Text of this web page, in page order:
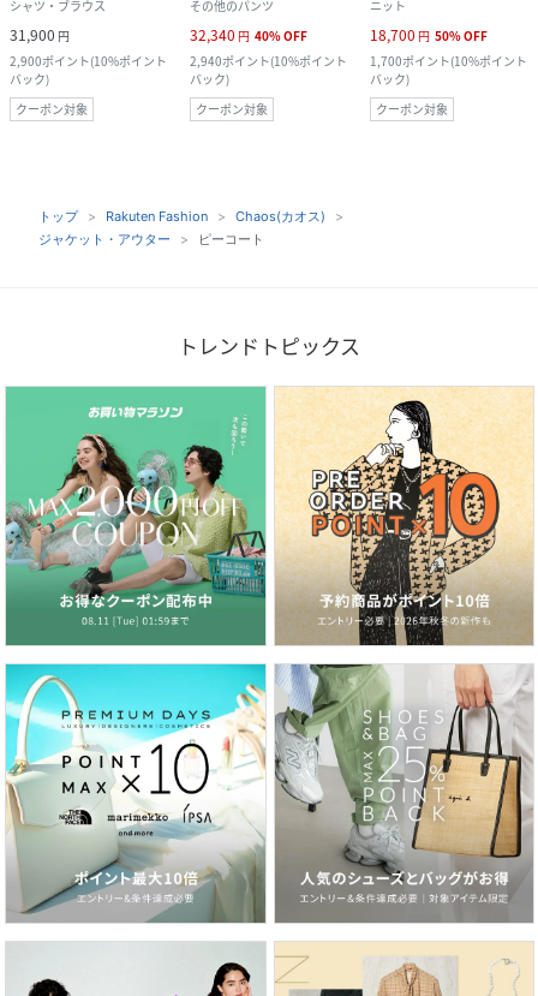
シャツ・ブラウス
31,900 円
2,900ポイント(10%ポイント
バック)
クーポン対象
その他のパンツ
32,340 円 40%OFF
2,940ポイント(10%ポイント
バック)
クーポン対象
ニット
18,700 円 50%OFF
1,700ポイント(10%ポイント
バック)
クーポン対象
トップ Rakuten Fashion
Chaos(カオス)
ジャケット・アウター
ピーコート
トレンドトピックス